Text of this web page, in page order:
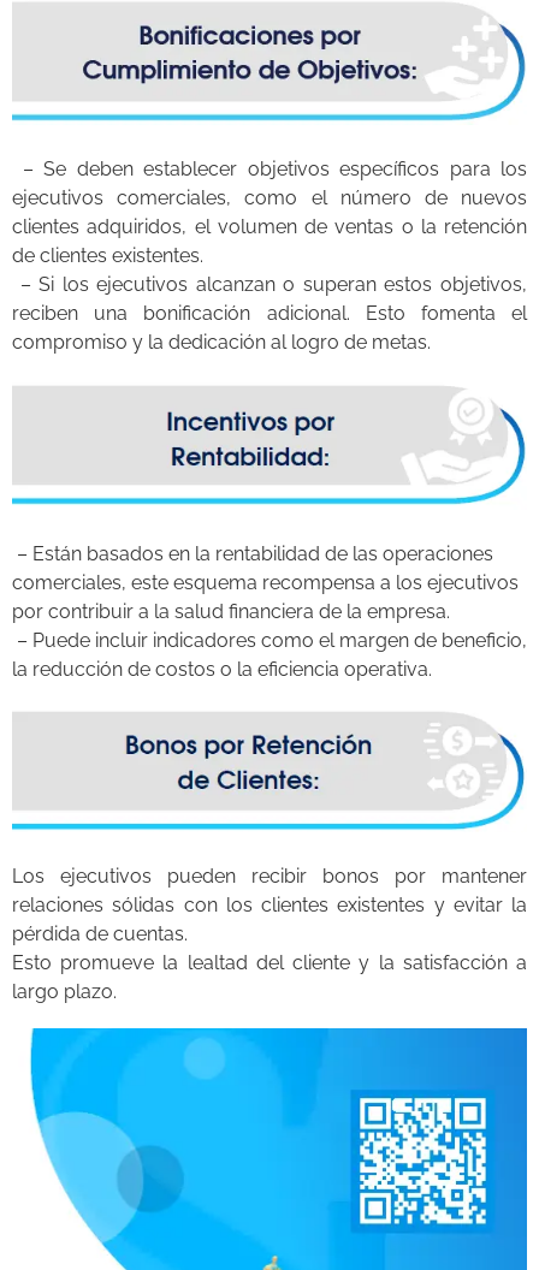
– Se deben establecer objetivos específicos para los
ejecutivos comerciales, como el número de nuevos
clientes adquiridos, el volumen de ventas o la retención
de clientes existentes.
– Si los ejecutivos alcanzan o superan estos objetivos,
reciben una bonificación adicional. Esto fomenta el
compromiso y la dedicación al logro de metas.
– Están basados en la rentabilidad de las operaciones
comerciales, este esquema recompensa a los ejecutivos
por contribuir a la salud financiera de la empresa.
– Puede incluir indicadores como el margen de beneficio,
la reducción de costos o la eficiencia operativa.
Los ejecutivos pueden recibir bonos por mantener
relaciones sólidas con los clientes existentes y evitar la
pérdida de cuentas.
Esto promueve la lealtad del cliente y la satisfacción a
largo plazo.